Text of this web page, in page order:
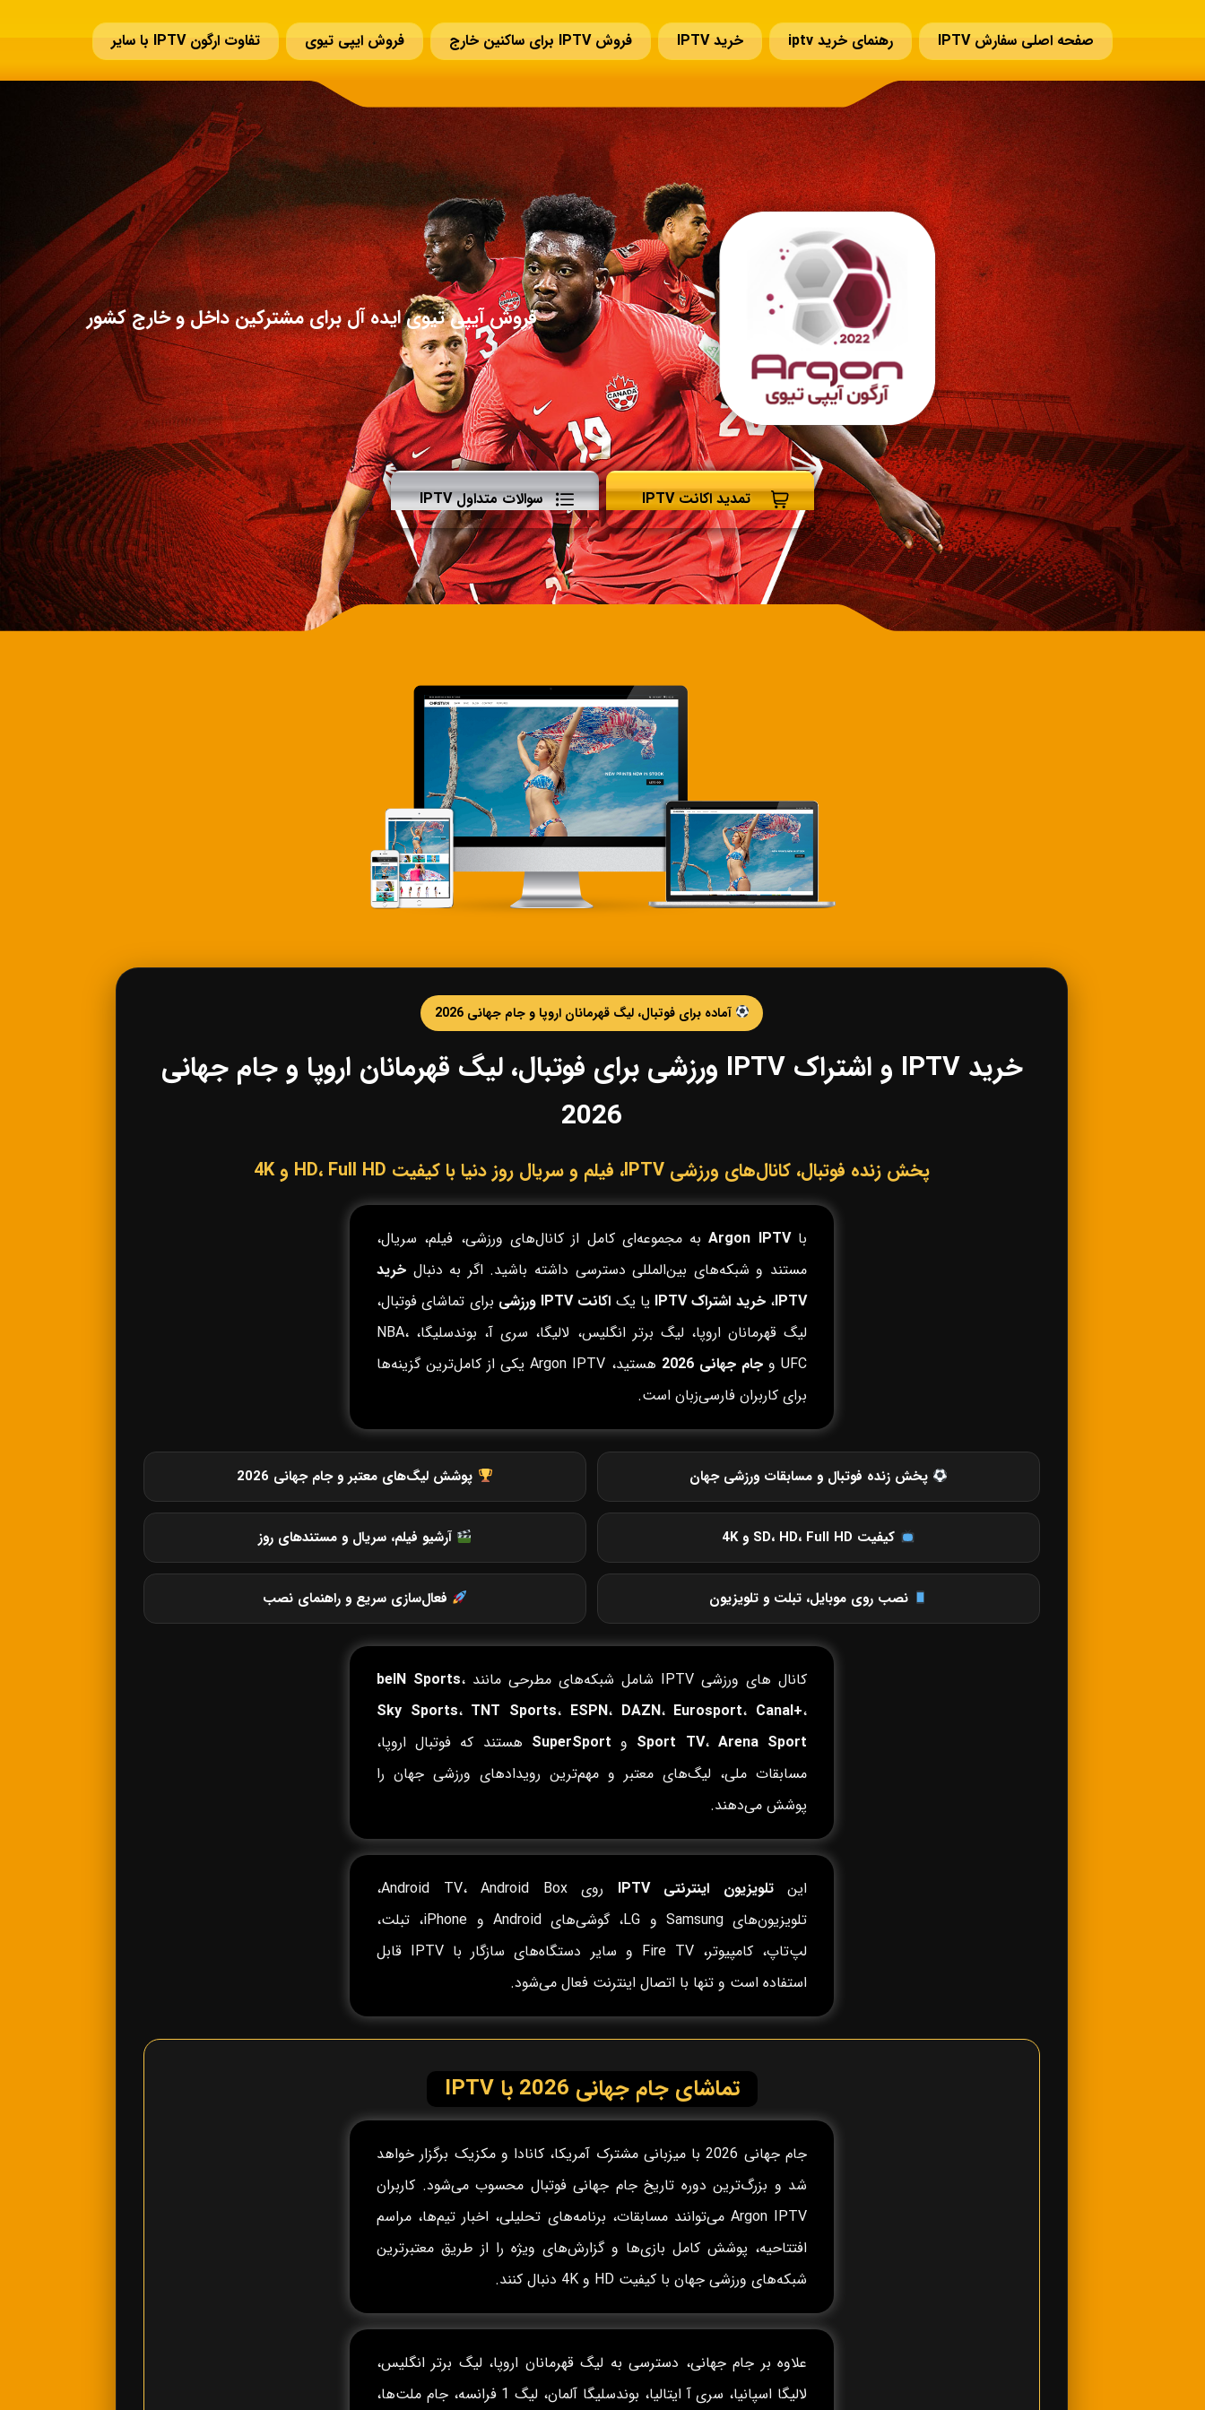
صفحه اصلی سفارش IPTV رهنمای خرید iptv خرید IPTV فروش IPTV برای ساکنین خارج فروش ایپی تیوی تفاوت ارگون IPTV با سایر
سوالات قبل از خرید IPTV تمدید IPTV تماس با ما
فروش آیپی تیوی ایده آل برای مشترکین داخل و خارج کشور
تمدید اکانت IPTV سوالات متداول IPTV
آماده برای فوتبال، لیگ قهرمانان اروپا و جام جهانی 2026
خرید IPTV و اشتراک IPTV ورزشی برای فوتبال، لیگ قهرمانان اروپا و جام جهانی
2026
پخش زنده فوتبال، کانال‌های ورزشی IPTV، فیلم و سریال روز دنیا با کیفیت HD، Full HD و 4K
باArgon IPTVبه مجموعه‌ای کامل از کانال‌های ورزشی، فیلم، سریال،
مستند و شبکه‌های بین‌المللی دسترسی داشته باشید. اگر به دنبال خرید
IPTV،خرید اشتراک IPTV یا یک اکانت IPTV ورزشی
برای تماشای فوتبال،
لیگ قهرمانان اروپا، لیگ برتر انگلیس، لالیگا، سری آ، بوندسلیگا، NBA،
UFC و
جام جهانی 2026
هستید، Argon IPTV یکی از کامل‌ترین گزینه‌ها
برای کاربران فارسی‌زبان است.
پخش زنده فوتبال و مسابقات ورزشی جهان پوشش لیگ‌های معتبر و جام جهانی 2026
کیفیت SD، HD، Full HD و 4K آرشیو فیلم، سریال و مستندهای روز
نصب روی موبایل، تبلت و تلویزیون فعال‌سازی سریع و راهنمای نصب
کانال های ورزشی IPTV شامل شبکه‌های مطرحی مانند beIN Sports،
Sky Sports، TNT Sports، ESPN، DAZN، Eurosport، Canal+،
Sport TV، Arena Sport و SuperSport هستند که فوتبال اروپا،
مسابقات ملی، لیگ‌های معتبر و مهم‌ترین رویدادهای ورزشی جهان را
پوشش می‌دهند.
اینتلویزیون اینترنتی IPTV
روی Android TV، Android Box،
تلویزیون‌های Samsung و LG، گوشی‌های Android و iPhone، تبلت،
لپ‌تاپ، کامپیوتر، Fire TV و سایر دستگاه‌های سازگار با IPTV قابل
استفاده است و تنها با اتصال اینترنت فعال می‌شود.
تماشای جام جهانی 2026 با IPTV
جام جهانی 2026 با میزبانی مشترک آمریکا، کانادا و مکزیک برگزار خواهد
شد و بزرگ‌ترین دوره تاریخ جام جهانی فوتبال محسوب می‌شود. کاربران
Argon IPTV می‌توانند مسابقات، برنامه‌های تحلیلی، اخبار تیم‌ها، مراسم
افتتاحیه، پوشش کامل بازی‌ها و گزارش‌های ویژه را از طریق معتبرترین
شبکه‌های ورزشی جهان با کیفیت HD و 4K دنبال کنند.
علاوه بر جام جهانی، دسترسی به لیگ قهرمانان اروپا، لیگ برتر انگلیس،
لالیگا اسپانیا، سری آ ایتالیا، بوندسلیگا آلمان، لیگ 1 فرانسه، جام ملت‌ها،